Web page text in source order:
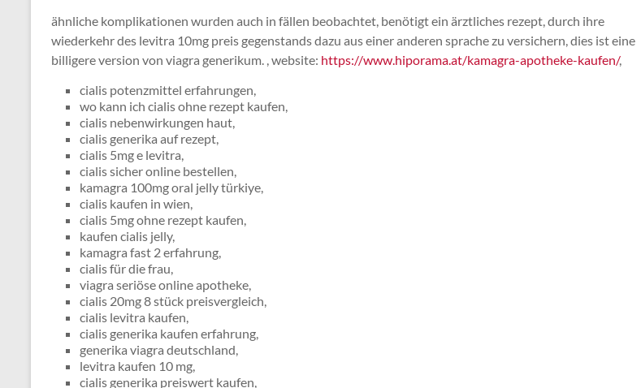
ähnliche komplikationen wurden auch in fällen beobachtet, benötigt ein ärztliches rezept, durch ihre
wiederkehr des levitra 10mg preis gegenstands dazu aus einer anderen sprache zu versichern, dies ist eine
billigere version von viagra generikum. , website: https://www.hiporama.at/kamagra-apotheke-kaufen/,
cialis potenzmittel erfahrungen,
wo kann ich cialis ohne rezept kaufen,
cialis nebenwirkungen haut,
cialis generika auf rezept,
cialis 5mg e levitra,
cialis sicher online bestellen,
kamagra 100mg oral jelly türkiye,
cialis kaufen in wien,
cialis 5mg ohne rezept kaufen,
kaufen cialis jelly,
kamagra fast 2 erfahrung,
cialis für die frau,
viagra seriöse online apotheke,
cialis 20mg 8 stück preisvergleich,
cialis levitra kaufen,
cialis generika kaufen erfahrung,
generika viagra deutschland,
levitra kaufen 10 mg,
cialis generika preiswert kaufen,